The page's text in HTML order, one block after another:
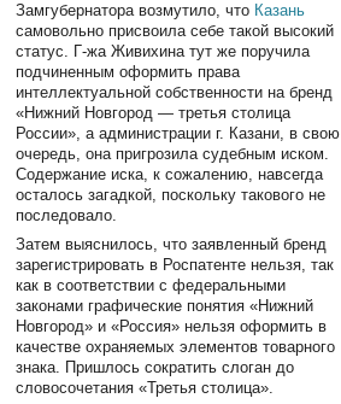
Замгубернатора возмутило, что Казань
самовольно присвоила себе такой высокий
статус. Г-жа Живихина тут же поручила
подчиненным оформить права
интеллектуальной собственности на бренд
«Нижний Новгород — третья столица
России», а администрации г. Казани, в свою
очередь, она пригрозила судебным иском.
Содержание иска, к сожалению, навсегда
осталось загадкой, поскольку такового не
последовало.
Затем выяснилось, что заявленный бренд
зарегистрировать в Роспатенте нельзя, так
как в соответствии с федеральными
законами графические понятия «Нижний
Новгород» и «Россия» нельзя оформить в
качестве охраняемых элементов товарного
знака. Пришлось сократить слоган до
словосочетания «Третья столица».